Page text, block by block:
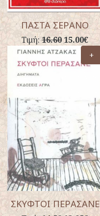
ΠΑΣΤΑ ΣΕΡΑΝΟ
Τιμή: 16.6015.00€
+
ΣΚΥΦΤΟΙ ΠΕΡΑΣΑΝΕ